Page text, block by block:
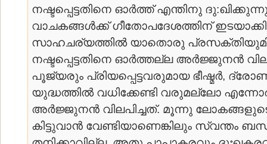
നഷ്ടപ്പെട്ടതിനെ ഓര്‍ത്ത്‌ എന്തിനു
വാചകങ്ങള്‍ക്ക് ഗീതോപദേശത്തിന്
സാഹചര്യത്തില്‍ യാതൊരു
നഷ്ടപ്പെട്ടതിനെ ഓര്‍ത്തല്ല അര്‍ജ്ജുനന്‍
പൂജ്യരും പ്രിയപ്പെട്ടവരുമായ ഭീഷ്മര്‍,
യുദ്ധത്തില്‍ വധിക്കേണ്ടി വരുമല്ലോ
അര്‍ജ്ജുനന്‍ വിലപിച്ചത്. മൂന്നു
കിട്ടുവാന്‍ വേണ്ടിയാണെങ്കിലും സ്വന്തം